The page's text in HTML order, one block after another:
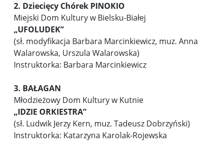
2. Dziecięcy Chórek PINOKIO
Miejski Dom Kultury w Bielsku-Białej
„UFOLUDEK”
(sł. modyfikacja Barbara Marcinkiewicz, muz. Anna
Walarowska, Urszula Walarowska)
Instruktorka: Barbara Marcinkiewicz
3. BAŁAGAN
Młodzieżowy Dom Kultury w Kutnie
„IDZIE ORKIESTRA”
(sł. Ludwik Jerzy Kern, muz. Tadeusz Dobrzyński)
Instruktorka: Katarzyna Karolak-Rojewska